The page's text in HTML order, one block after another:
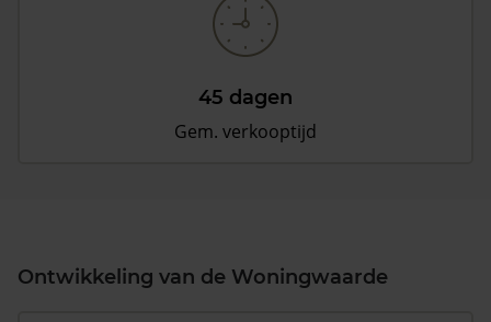
45 dagen
Gem. verkooptijd
Ontwikkeling van de Woningwaarde